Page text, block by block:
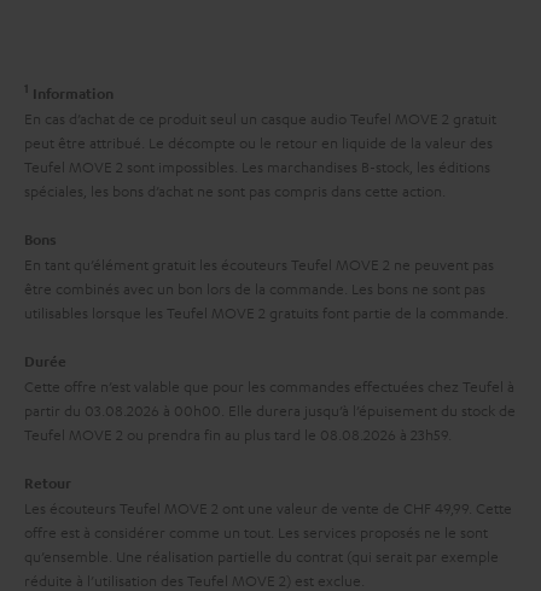
s
à
l
e
x
d
i
i
o
t
i
v
s
à
l
g
a
a
n
t
t
1 Information
En cas d’achat de ce produit seul un casque audio Teufel MOVE 2 gratuit
peut être attribué. Le décompte ou le retour en liquide de la valeur des
Teufel MOVE 2 sont impossibles. Les marchandises B-stock, les éditions
spéciales, les bons d’achat ne sont pas compris dans cette action.
Bons
En tant qu’élément gratuit les écouteurs Teufel MOVE 2 ne peuvent pas
être combinés avec un bon lors de la commande. Les bons ne sont pas
utilisables lorsque les Teufel MOVE 2 gratuits font partie de la commande.
Durée
Cette offre n’est valable que pour les commandes effectuées chez Teufel à
partir du 03.08.2026 à 00h00. Elle durera jusqu’à l’épuisement du stock de
Teufel MOVE 2 ou prendra fin au plus tard le 08.08.2026 à 23h59.
Retour
Les écouteurs Teufel MOVE 2 ont une valeur de vente de CHF 49,99. Cette
offre est à considérer comme un tout. Les services proposés ne le sont
qu’ensemble. Une réalisation partielle du contrat (qui serait par exemple
réduite à l’utilisation des Teufel MOVE 2) est exclue.